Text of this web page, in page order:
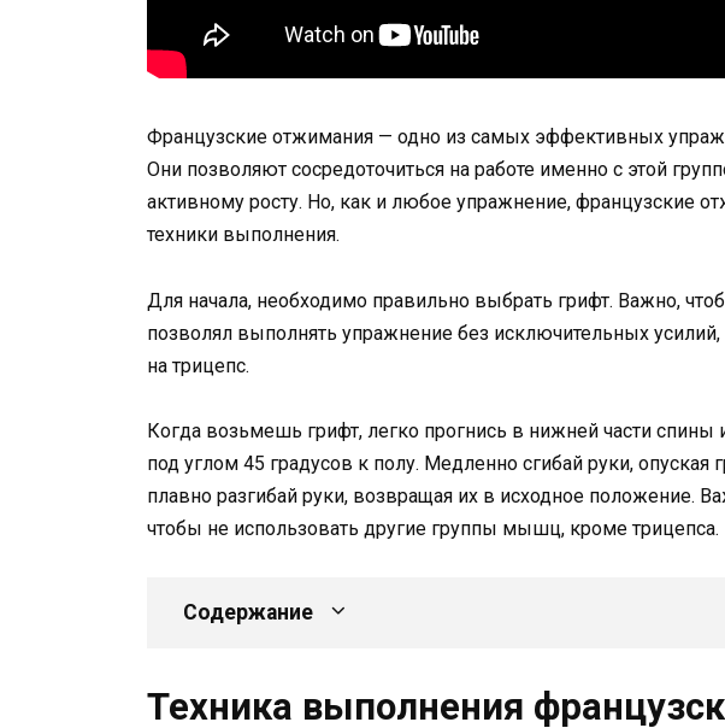
Французские отжимания — одно из самых эффективных
Они позволяют сосредоточиться на работе именно с этой
активному росту. Но, как и любое упражнение, французские
техники выполнения.
Для начала, необходимо правильно выбрать грифт. Важно,
позволял выполнять упражнение без исключительных усилий,
на трицепс.
Когда возьмешь грифт, легко прогнись в нижней части
под углом 45 градусов к полу. Медленно сгибай руки, опуская
плавно разгибай руки, возвращая их в исходное положение.
чтобы не использовать другие группы мышц, кроме трицепса.
Содержание
Техника выполнения